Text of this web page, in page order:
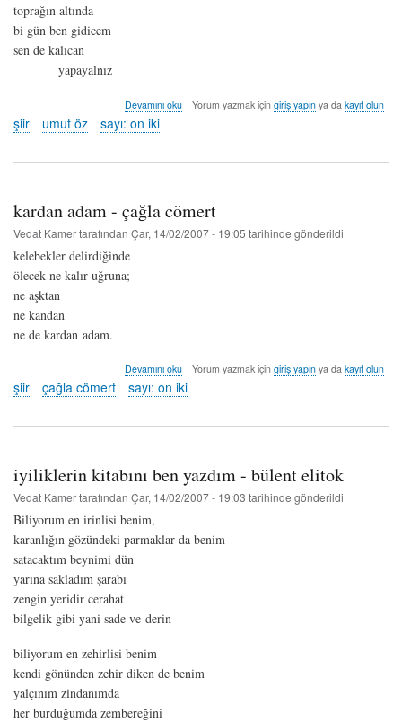
toprağın altında
bi gün ben gidicem
sen de kalıcan
yapayalnız
ayna
umut
hakkında
Devamını oku Yorum yazmak için giriş yapınya da kayıt olun
şiir umut öz sayı: on iki
kardan adam - çağla cömert
Vedat Kamertarafından Çar, 14/02/2007 - 19:05 tarihinde gönderildi
kelebekler delirdiğinde
ölecek ne kalır uğruna;
ne aşktan
ne kandan
ne de kardan adam.
kardan
adam
cömert
Devamını oku Yorum yazmak için giriş yapınya da kayıt olun
şiir çağla cömert sayı: on iki
iyiliklerin kitabını ben yazdım - bülent elitok
Vedat Kamertarafından Çar, 14/02/2007 - 19:03 tarihinde gönderildi
Biliyorum en irinlisi benim,
karanlığın gözündeki parmaklar da benim
satacaktım beynimi dün
yarına sakladım şarabı
zengin yeridir cerahat
bilgelik gibi yani sade ve derin
biliyorum en zehirlisi benim
kendi gönünden zehir diken de benim
yalçınım zindanımda
her burduğumda zembereğini